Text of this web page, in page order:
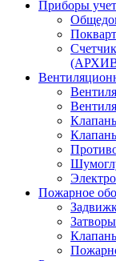
Приборы
Пожарное